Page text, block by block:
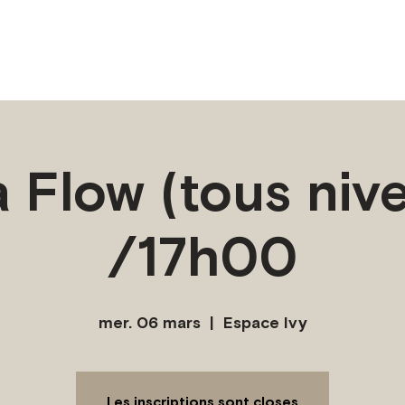
Flow (tous
/17h00
mer. 06 mars
  |
Espace Ivy
Les inscriptions sont closes